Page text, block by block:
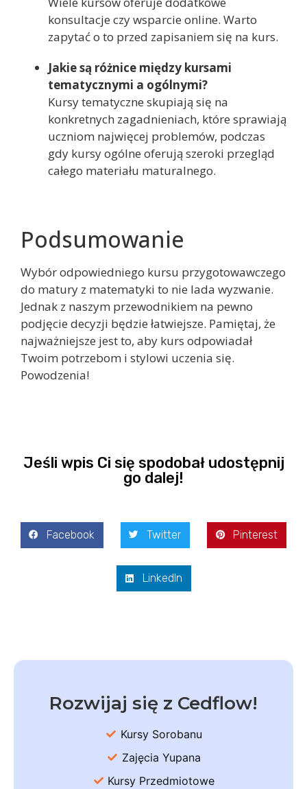
konsultacje czy wsparcie online. Warto
zapytać o to przed zapisaniem się na kurs.
Jakie są różnice między kursami
tematycznymi a ogólnymi?
Kursy tematyczne skupiają się na
konkretnych zagadnieniach, które sprawiają
uczniom najwięcej problemów, podczas
gdy kursy ogólne oferują szeroki przegląd
całego materiału maturalnego.
Podsumowanie
Wybór odpowiedniego kursu przygotowawczego
do matury z matematyki to nie lada wyzwanie.
Jednak z naszym przewodnikiem na pewno
podjęcie decyzji będzie łatwiejsze. Pamiętaj, że
najważniejsze jest to, aby kurs odpowiadał
Twoim potrzebom i stylowi uczenia się.
Powodzenia!
Jeśli wpis Ci się spodobał udostępnij
go dalej!
Facebook Twitter Pinterest
LinkedIn
Rozwijaj się z Cedflow!
Kursy Sorobanu
Zajęcia Yupana
Kursy Przedmiotowe